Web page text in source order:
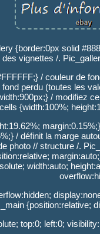
{border:0px solid
vignettes /.
/ couleur de
perdu (toutes les
/ modifiez
{width:100%;
/ définit la marge
photo // structure /.
width:auto;
{position:relative;
top:0; left:0;